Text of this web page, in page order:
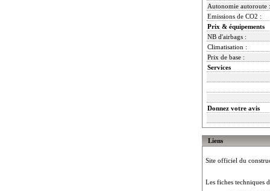
Autonomie autoroute :
Emissions de CO2 :
Prix & équipements
NB d'airbags :
Climatisation :
Prix de base :
Services
Donnez votre avis
Liens
Site officiel du
Les fiches techniques